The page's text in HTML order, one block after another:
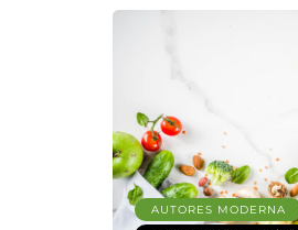
AUTORES MODERNA